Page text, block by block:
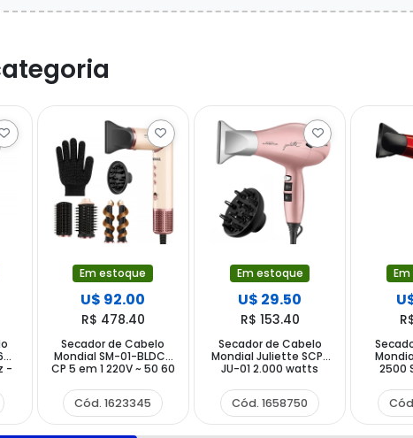
-
Em estoque
U$ 92.00
R$ 478.40
Secador de Cabelo
Mondial SM-01-BLDC-
CP 5 em 1 220V ~ 50 60
Cód. 1623345
Em estoque
U$ 29.50
R$ 153.40
Secador de Cabelo
Mondial Juliette SCP-
JU-01 2.000 watts
Cód. 1658750
2500
-